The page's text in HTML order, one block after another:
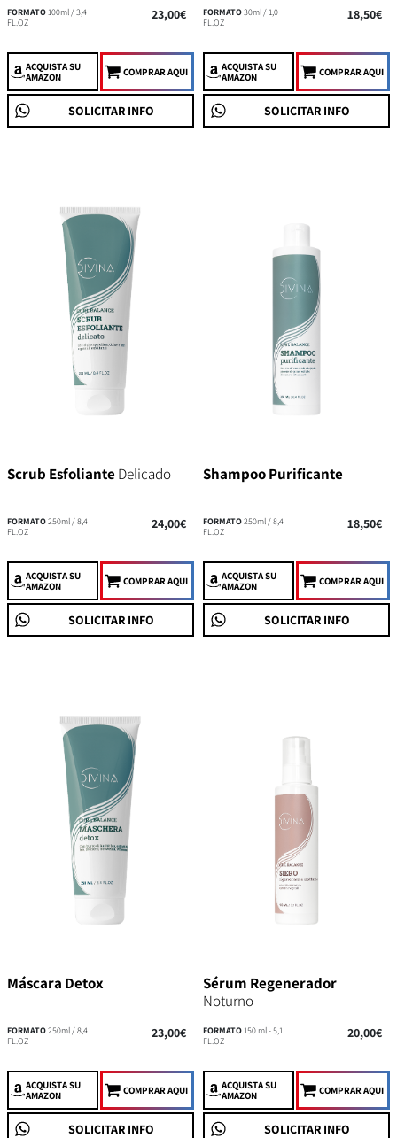
FORMATO 100ml / 3,4
FL.OZ
23,00€
ACQUISTASU
AMAZON
COMPRAR AQUI
SOLICITAR INFO
FORMATO30ml / 1,0
FL.OZ
18,50€
ACQUISTASU
AMAZON
COMPRAR AQUI
SOLICITAR INFO
Scrub EsfolianteDelicado
FORMATO250ml / 8,4
FL.OZ
24,00€
ACQUISTASU
AMAZON
COMPRAR AQUI
SOLICITAR INFO
Shampoo Purificante
FORMATO250ml / 8,4
FL.OZ
18,50€
ACQUISTASU
AMAZON
COMPRAR AQUI
SOLICITAR INFO
Máscara Detox
FORMATO250ml / 8,4
FL.OZ
23,00€
ACQUISTASU
AMAZON
COMPRAR AQUI
SOLICITAR INFO
Sérum Regenerador
Noturno
FORMATO 150 ml - 5,1
FL.OZ
20,00€
ACQUISTASU
AMAZON
COMPRAR AQUI
SOLICITAR INFO